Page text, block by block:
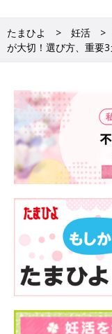
たまひよ 妊活
が大切！選び方、重要3